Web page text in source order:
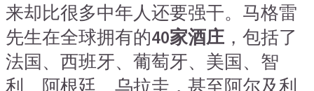
来却比很多中年人还要强干。马格雷
先生在全球拥有的40家酒庄 ，包括了
法国、西班牙、葡萄牙、美国、智
利、阿根廷、乌拉圭，甚至阿尔及利